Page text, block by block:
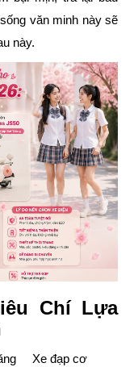
văn minh này sẽ
này.
Chí Lựa
Xe đạp cơ